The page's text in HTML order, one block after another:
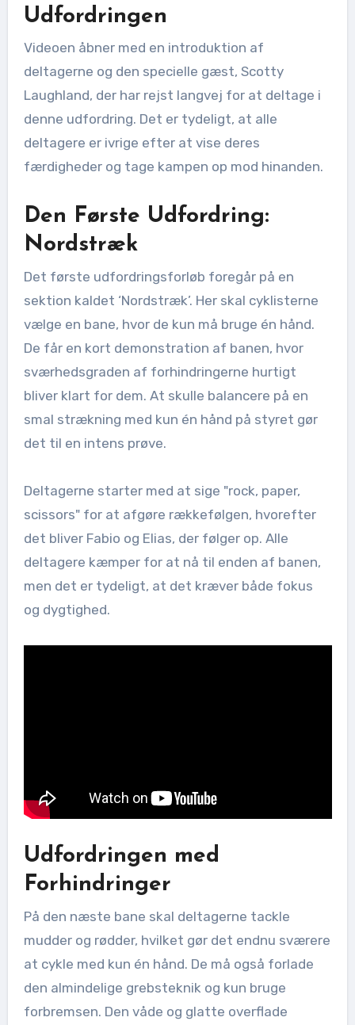
Udfordringen
Videoen åbner med en introduktion af
deltagerne og den specielle gæst, Scotty
Laughland, der har rejst langvej for at deltage i
denne udfordring. Det er tydeligt, at alle
deltagere er ivrige efter at vise deres
færdigheder og tage kampen op mod hinanden.
Den Første Udfordring:
Nordstræk
Det første udfordringsforløb foregår på en
sektion kaldet ‘Nordstræk’. Her skal cyklisterne
vælge en bane, hvor de kun må bruge én hånd.
De får en kort demonstration af banen, hvor
sværhedsgraden af forhindringerne hurtigt
bliver klart for dem. At skulle balancere på en
smal strækning med kun én hånd på styret gør
det til en intens prøve.
Deltagerne starter med at sige "rock, paper,
scissors" for at afgøre rækkefølgen, hvorefter
det bliver Fabio og Elias, der følger op. Alle
deltagere kæmper for at nå til enden af banen,
men det er tydeligt, at det kræver både fokus
og dygtighed.
Udfordringen med
Forhindringer
På den næste bane skal deltagerne tackle
mudder og rødder, hvilket gør det endnu sværere
at cykle med kun én hånd. De må også forlade
den almindelige grebsteknik og kun bruge
forbremsen. Den våde og glatte overflade